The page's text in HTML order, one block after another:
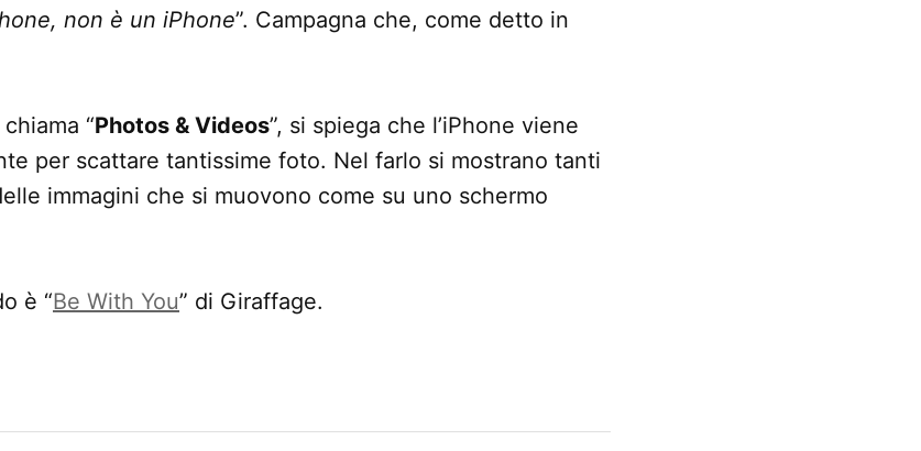
non è un iPhone”. Campagna che, come detto in
“Photos & Videos”, si spiega che l’iPhone viene
per scattare tantissime foto. Nel farlo si mostrano tanti
immagini che si muovono come su uno schermo
è “Be With You” di Giraffage.